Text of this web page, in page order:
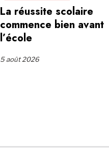
La réussite scolaire
commence bien avant
l’école
5 août 2026